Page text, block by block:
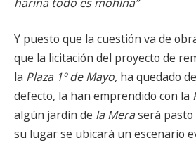
Y puesto que la cuestión va de
que la licitación del proyecto de
la Plaza 1º de Mayo, ha quedado
defecto, la han emprendido con la
algún jardín de la Meraserá pasto
su lugar se ubicará un escenario